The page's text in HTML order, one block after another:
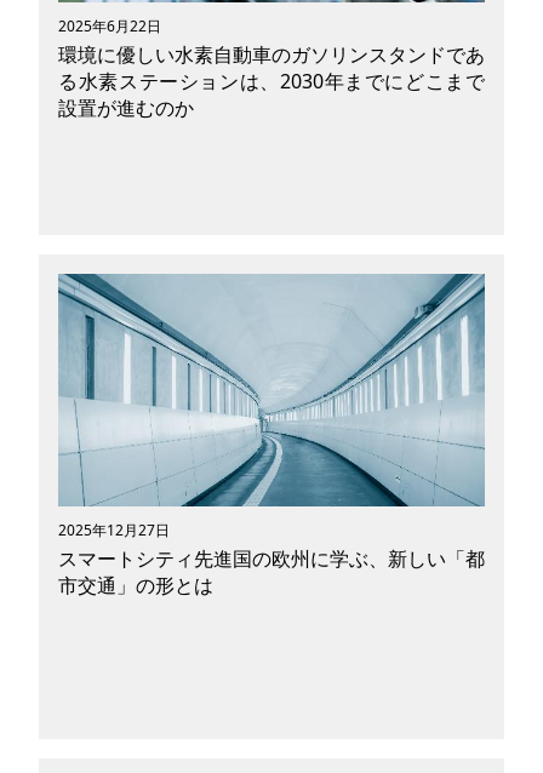
2025年6月22日
環境に優しい水素自動車のガソリンスタンドであ
る水素ステーションは、2030年までにどこまで
設置が進むのか
重い荷物の運搬や長距離移動に便利な自動車。趣
味で楽しむ方はもちろん、家族のレジャーや通勤
のために所有している方も多いのではないでしょ
うか。しかし一般的なガソリン車は二酸化炭素の
排出量が多く、地球温暖化の進行に大きな影響を
もたらすと懸念されています。現在、カーボンニ
ュートラルの観点から二酸化炭素の排出を抑える
自動車の開発が進み、少しずつ一般家庭への普及
も進んでいます。今回は「究極のエコカー」とし
て近年開発が進んでいる「水素自動車」について
紹介します。
2025年12月27日
スマートシティ先進国の欧州に学ぶ、新しい「都
市交通」の形とは